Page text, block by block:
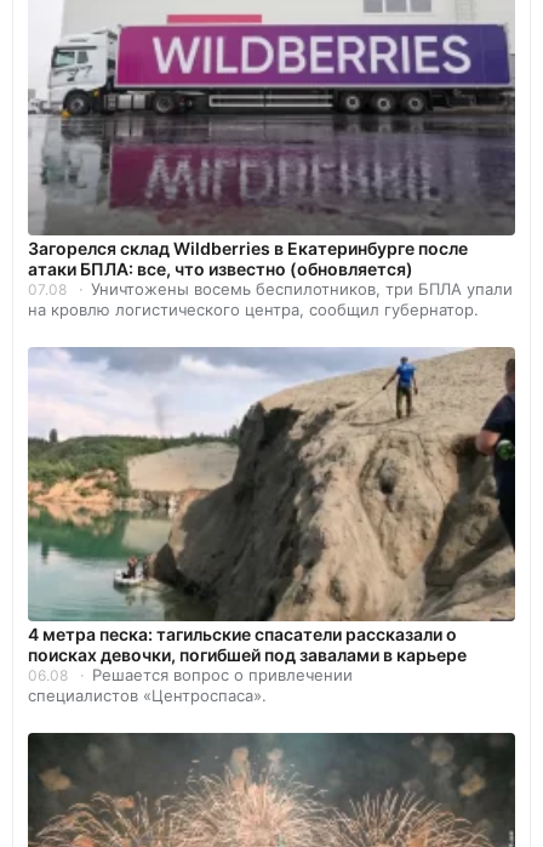
Загорелся склад Wildberries в Екатеринбурге после
атаки БПЛА: все, что известно (обновляется)
07.08
Уничтожены восемь беспилотников, три БПЛА упали
на кровлю логистического центра, сообщил губернатор.
4 метра песка: тагильские спасатели рассказали о
поисках девочки, погибшей под завалами в карьере
06.08
Решается вопрос о привлечении
специалистов «Центроспаса».